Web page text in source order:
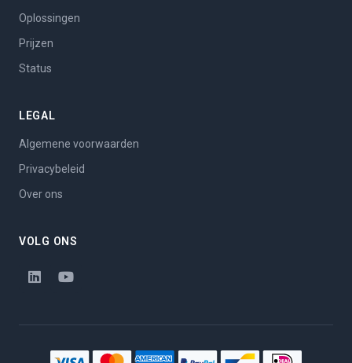
Oplossingen
Prijzen
Status
LEGAL
Algemene voorwaarden
Privacybeleid
Over ons
VOLG ONS